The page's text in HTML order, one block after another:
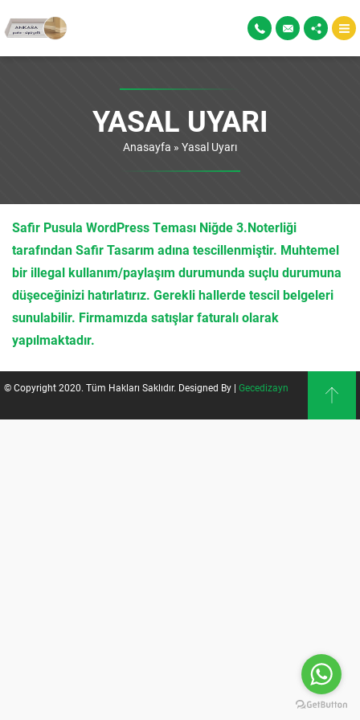
YASAL UYARI
Anasayfa » Yasal Uyarı
Safir Pusula WordPress Teması Niğde 3.Noterliği
tarafından Safir Tasarım adına tescillenmiştir. Muhtemel
bir illegal kullanım/paylaşım durumunda suçlu durumuna
düşeceğinizi hatırlatırız. Gerekli hallerde tescil belgeleri
sunulabilir. Firmamızda satışlar faturalı olarak
yapılmaktadır.
© Copyright 2020. Tüm Hakları Saklıdır. Designed By | Gecedizayn